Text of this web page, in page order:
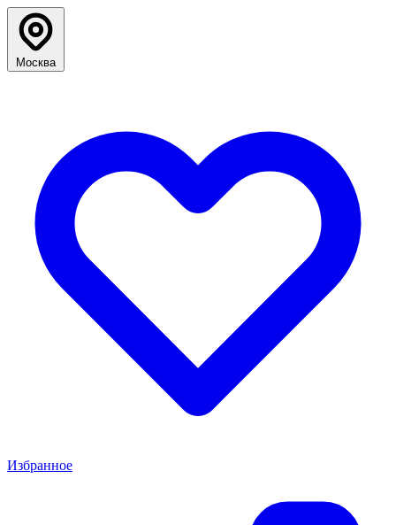
Москва
Избранное